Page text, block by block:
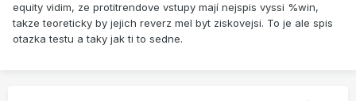
equity vidim, ze protitrendove vstupy mají nejspis vyssi %win,
takze teoreticky by jejich reverz mel byt ziskovejsi. To je ale spis
otazka testu a taky jak ti to sedne.